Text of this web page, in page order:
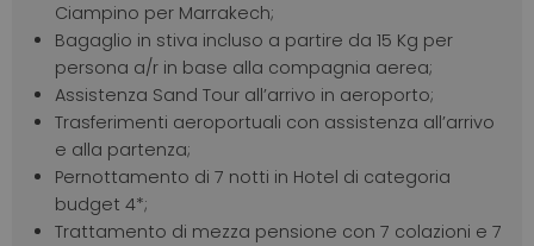
Ciampino per Marrakech;
Bagaglio in stiva incluso a partire da 15 Kg per
persona a/r in base alla compagnia aerea;
Assistenza Sand Tour all’arrivo in aeroporto;
Trasferimenti aeroportuali con assistenza all’arrivo
e alla partenza;
Pernottamento di 7 notti in Hotel di categoria
budget 4*;
Trattamento di mezza pensione con 7 colazioni e 7